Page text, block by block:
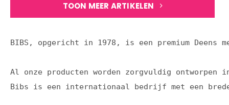
TOON MEER ARTIKELEN
BIBS, opgericht in 1978, is een premium Deens
Al onze producten worden zorgvuldig ontworpen
Bibs is een internationaal bedrijf met een brede